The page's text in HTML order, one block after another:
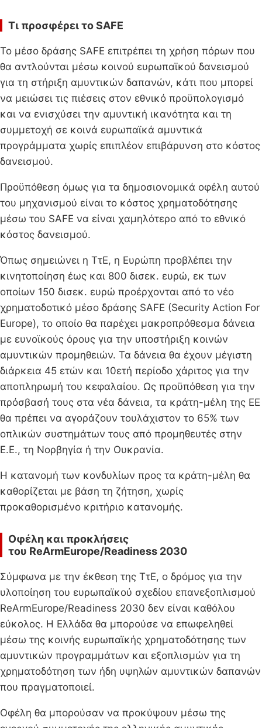
Τι προσφέρει τοSAFE
Το μέσο δράσης SAFE επιτρέπει τη χρήση πόρων που
θα αντλούνται μέσω κοινού ευρωπαϊκού δανεισμού
για τη στήριξη αμυντικών δαπανών, κάτι που μπορεί
να μειώσει τις πιέσεις στον εθνικό προϋπολογισμό
και να ενισχύσει την αμυντική ικανότητα και τη
συμμετοχή σε κοινά ευρωπαϊκά αμυντικά
προγράμματα χωρίς επιπλέον επιβάρυνση στο κόστος
δανεισμού.
Προϋπόθεση όμως για τα δημοσιονομικά οφέλη αυτού
του μηχανισμού είναι το κόστος χρηματοδότησης
μέσω του SAFE να είναι χαμηλότερο από το εθνικό
κόστος δανεισμού.
Όπως σημειώνει η ΤτΕ, η Ευρώπη προβλέπει την
κινητοποίηση έως και 800 δισεκ. ευρώ, εκ των
οποίων 150 δισεκ. ευρώ προέρχονται από το νέο
χρηματοδοτικό μέσο δράσης SAFE (Security Action For
Europe), το οποίο θα παρέχει μακροπρόθεσμα δάνεια
με ευνοϊκούς όρους για την υποστήριξη κοινών
αμυντικών προμηθειών. Τα δάνεια θα έχουν μέγιστη
διάρκεια 45 ετών και 10ετή περίοδο χάριτος για την
αποπληρωμή του κεφαλαίου. Ως προϋπόθεση για την
πρόσβασή τους στα νέα δάνεια, τα κράτη-μέλη της ΕΕ
θα πρέπει να αγοράζουν τουλάχιστον το 65% των
οπλικών συστημάτων τους από προμηθευτές στην
Ε.Ε., τη Νορβηγία ή την Ουκρανία.
Η κατανομή των κονδυλίων προς τα κράτη-μέλη θα
καθορίζεται με βάση τη ζήτηση, χωρίς
προκαθορισμένο κριτήριο κατανομής.
Οφέλη και προκλήσεις
του ReArmEurope/Readiness 2030
Σύμφωνα με την έκθεση της ΤτΕ, ο δρόμος για την
υλοποίηση του ευρωπαϊκού σχεδίου επανεξοπλισμού
ReArmEurope/Readiness 2030 δεν είναι καθόλου
εύκολος. Η Ελλάδα θα μπορούσε να επωφεληθεί
μέσω της κοινής ευρωπαϊκής χρηματοδότησης των
αμυντικών προγραμμάτων και εξοπλισμών για τη
χρηματοδότηση των ήδη υψηλών αμυντικών δαπανών
που πραγματοποιεί.
Οφέλη θα μπορούσαν να προκύψουν μέσω της